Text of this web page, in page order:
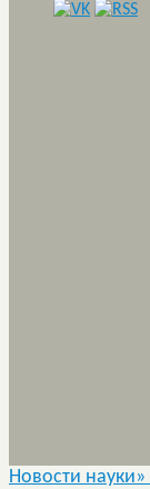
Новости науки»